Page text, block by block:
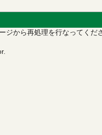
ジから再処理を行なってくだ